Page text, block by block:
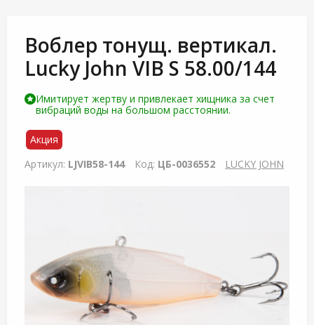
Воблер тонущ. вертикал.
Lucky John VIB S 58.00/144
Имитирует жертву и привлекает хищника за счет
вибраций воды на большом расстоянии.
Акция
Артикул: LJVIB58-144 Код: ЦБ-0036552 LUCKY JOHN